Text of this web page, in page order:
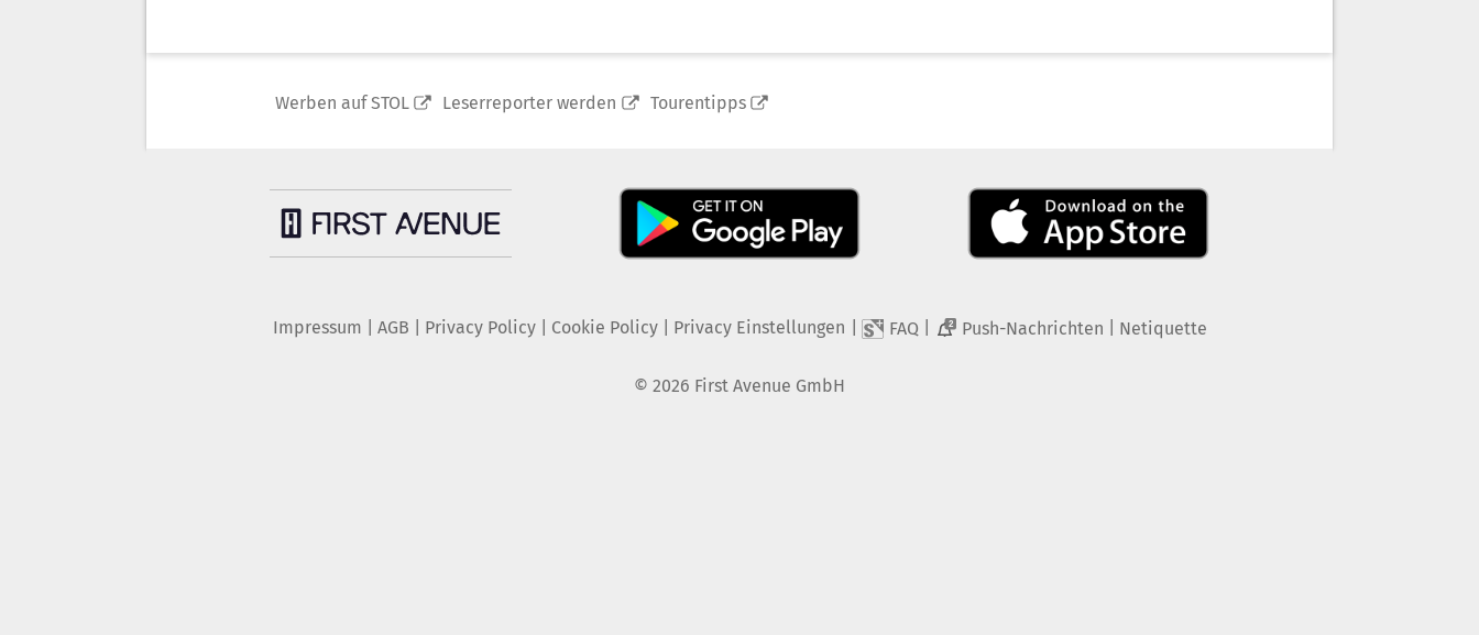
Werben auf STOL Leserreporter werden Tourentipps
Impressum AGB Privacy Policy| Cookie Policy| Privacy Einstellungen FAQ 2 Push-Nachrichten Netiquette
© 2026 First Avenue GmbH